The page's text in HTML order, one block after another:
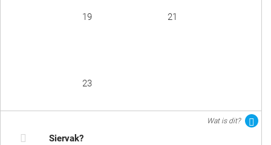
19 21
23
Wat is dit?
Siervak?